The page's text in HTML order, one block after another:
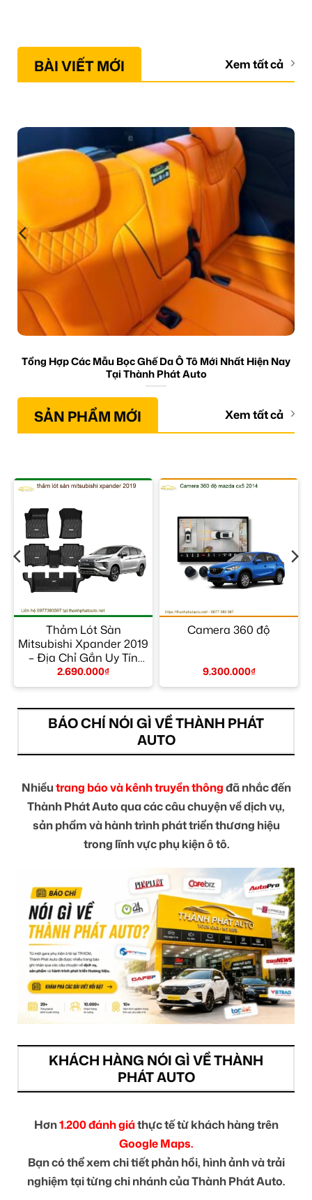
BÀI VIẾT MỚI Xem tất cả
Tổng Hợp Các Mẫu Bọc Ghế Da Ô Tô Mới Nhất Hiện Nay
Tại Thành Phát Auto
SẢN PHẨM MỚI Xem tất cả
Thảm Lót Sàn
Mitsubishi Xpander 2019
– Địa Chỉ Gắn Uy Tín
TPHCM
2.690.000₫
Camera 360 độ
9.300.000₫
BÁO CHÍ NÓI GÌ VỀ THÀNH PHÁT
AUTO
Nhiềutrang báo và kênh truyền thôngđã nhắc đến
Thành Phát Auto qua các câu chuyện về dịch vụ,
sản phẩm và hành trình phát triển thương hiệu
trong lĩnh vực phụ kiện ô tô.
KHÁCH HÀNG NÓI GÌ VỀ THÀNH
PHÁT AUTO
Hơn1.200 đánh giáthực tế từ khách hàng trên
Google Maps.
Bạn có thể xem chi tiết phản hồi, hình ảnh và trải
nghiệm tại từng chi nhánh của Thành Phát Auto.